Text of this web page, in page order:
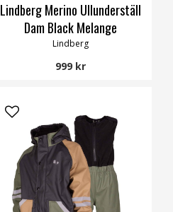
Lindberg Merino Ullunderställ
Dam Black Melange
Lindberg
999 kr